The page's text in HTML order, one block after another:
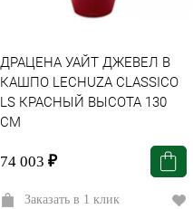
ДРАЦЕНА УАЙТ ДЖЕВЕЛ В
КАШПО LECHUZA СLASSICO
LS КРАСНЫЙ ВЫСОТА 130
СМ
74 003 ₽
Заказать в 1 клик